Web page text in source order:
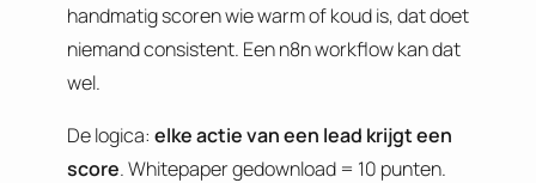
handmatig scoren wie warm of koud is, dat doet
niemand consistent. Een n8n workflow kan dat
wel.
De logica: elke actie van een lead krijgt een
score. Whitepaper gedownload = 10 punten.